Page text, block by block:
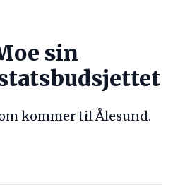
sin
kommer til Ålesund.